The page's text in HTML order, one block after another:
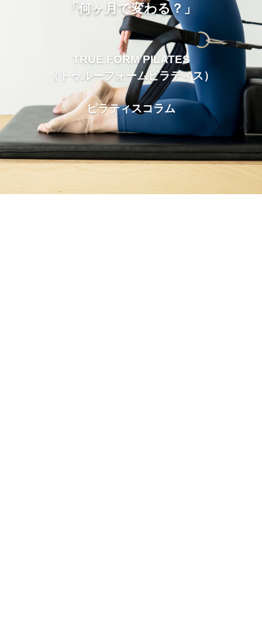
「何ヶ月で変わる？」
TRUE FORM PILATES
（トゥルーフォームピラティス）
ピラティスコラム